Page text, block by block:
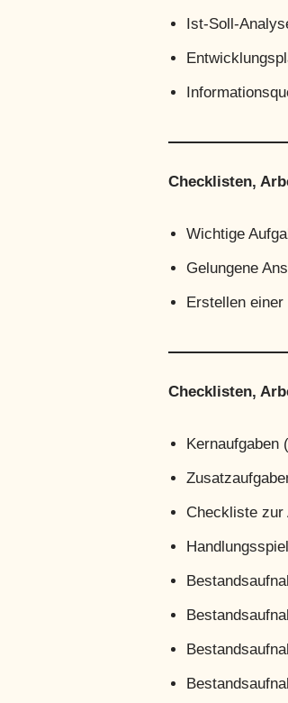
Ist-Soll-
Checklisten,
Wichtige
Gelungene
Erstellen
Checklisten,
Kernaufgaben (
Checkliste zur